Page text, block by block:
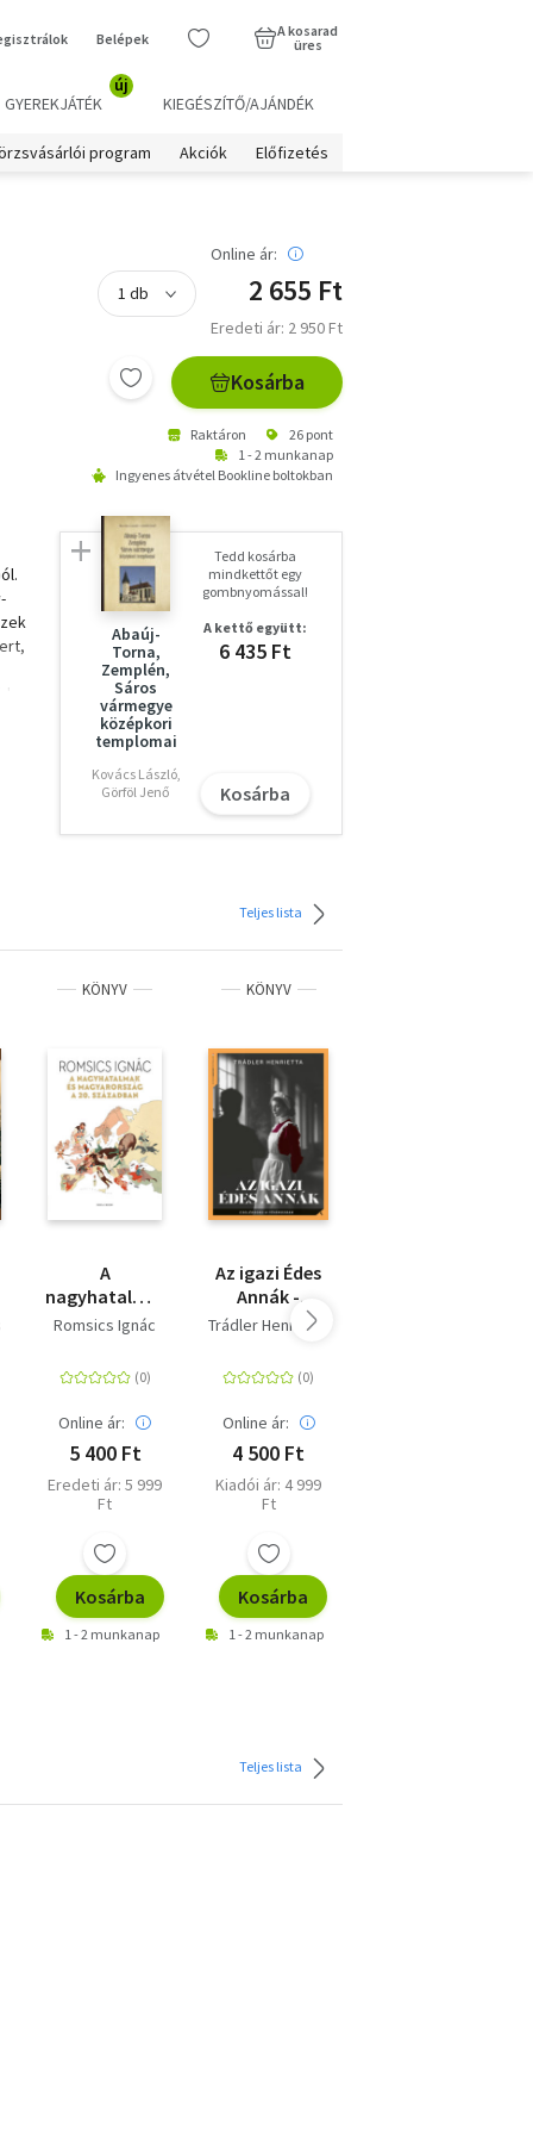
Belépek
A kosarad
üres
GYEREKJÁTÉK
új
KIEGÉSZÍTŐ/AJÁNDÉK
program Akciók Előfizetés
Online ár:
2 655 Ft
Eredeti ár: 2 950 Ft
Kosárba
Raktáron
26 pont
1 - 2 munkanap
Ingyenes átvétel Bookline boltokban
Abaúj-
Torna,
Zemplén,
Sáros
vármegye
középkori
templomai
Kovács László,
Görföl Jenő
Tedd kosárba
mindkettőt egy
gombnyomással!
A kettő együtt:
6 435 Ft
Kosárba
Teljes lista
KÖNYV
A
nagyhatalmak
és
a 20.
században
Romsics Ignác
Online ár:
5 400 Ft
Eredeti ár: 5 999
Ft
Kosárba
1 - 2 munkanap
KÖNYV
Az igazi Édes
Annák -
Cselédsors a
Trádler Henrietta
Online ár:
4 500 Ft
Kiadói ár: 4 999
Ft
Kosárba
1 - 2 munkanap
Teljes lista